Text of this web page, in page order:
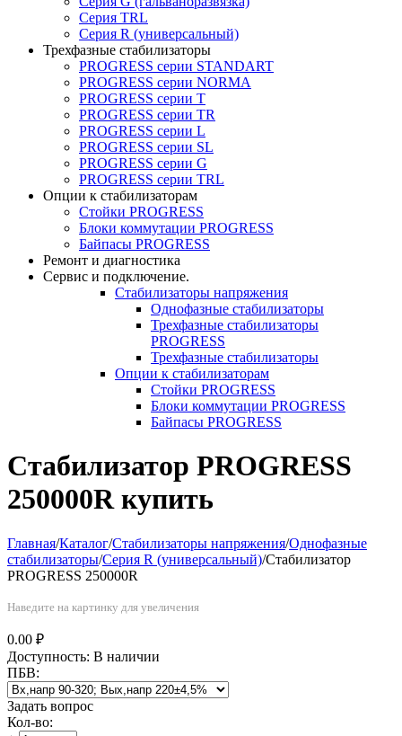
Серия TRL
Серия R (универсальный)
Трехфазные стабилизаторы
PROGRESS cерии STANDART
PROGRESS cерии NORMA
PROGRESS серии Т
PROGRESS серии ТR
PROGRESS серии L
PROGRESS серии SL
PROGRESS серии G
PROGRESS серии TRL
Опции к стабилизаторам
Стойки PROGRESS
Блоки коммутации PROGRESS
Байпасы PROGRESS
Ремонт и диагностика
Сервис и подключение.
Стабилизаторы напряжения
Однофазные стабилизаторы
Трехфазные стабилизаторы
PROGRESS
Трехфазные стабилизаторы
Опции к стабилизаторам
Стойки PROGRESS
Блоки коммутации PROGRESS
Байпасы PROGRESS
Стабилизатор PROGRESS
250000R купить
Главная/Каталог/Стабилизаторы напряжения/Однофазные
стабилизаторы/Серия R (универсальный)/Стабилизатор
PROGRESS 250000R
Наведите на картинку для увеличения
0.00 ₽
Доступность: В наличии
ПБВ:
Задать вопрос
Кол-во: